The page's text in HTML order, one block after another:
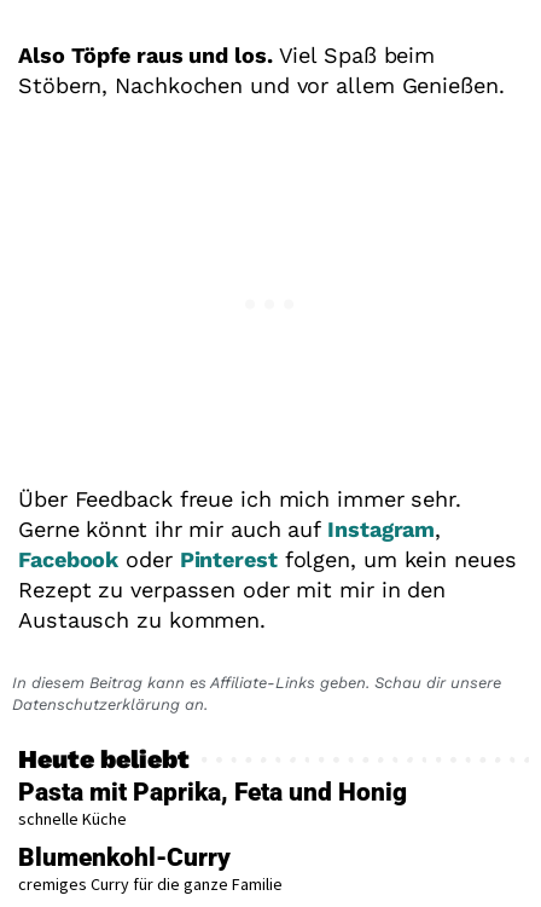
Also Töpfe raus und los.Viel Spaß beim
Stöbern, Nachkochen und vor allem Genießen.
Über Feedback freue ich mich immer sehr.
Gerne könnt ihr mir auch auf Instagram,
Facebook oder Pinterestfolgen, um kein neues
Rezept zu verpassen oder mit mir in den
Austausch zu kommen.
In diesem Beitrag kann es Affiliate-Links geben. Schau dir unsere
Datenschutzerklärung an.
Heute beliebt
Pasta mit Paprika, Feta und Honig
schnelle Küche
Blumenkohl-Curry
cremiges Curry für die ganze Familie